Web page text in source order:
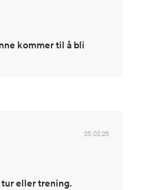
kommer til å bli
25.02.25
eller trening.